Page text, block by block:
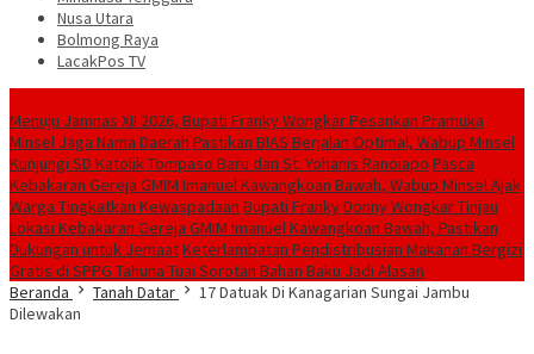
Nusa Utara
Bolmong Raya
LacakPos TV
Menuju Jamnas XII 2026, Bupati Franky Wongkar Pesankan Pramuka
Minsel Jaga Nama Daerah Pastikan BIAS Berjalan Optimal, Wabup Minsel
Kunjungi SD Katolik Tompaso Baru dan St. Yohanis Ranoiapo Pasca
Kebakaran Gereja GMIM Imanuel Kawangkoan Bawah, Wabup Minsel Ajak
Warga Tingkatkan Kewaspadaan Bupati Franky Donny Wongkar Tinjau
Lokasi Kebakaran Gereja GMIM Imanuel Kawangkoan Bawah, Pastikan
Dukungan untuk Jemaat‎Keterlambatan Pendistribusian Makanan Bergizi
Gratis di SPPG Tahuna Tuai Sorotan Bahan Baku Jadi Alasan
Beranda
Tanah Datar
17 Datuak Di Kanagarian Sungai Jambu
Dilewakan